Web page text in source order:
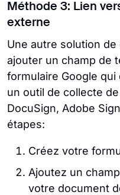
Méthode 3: Lien
externe
Une autre solution
ajouter un champ de
formulaire Google
un outil de collecte
DocuSign, Adobe
étapes:
Créez votre
Ajoutez un
votre document